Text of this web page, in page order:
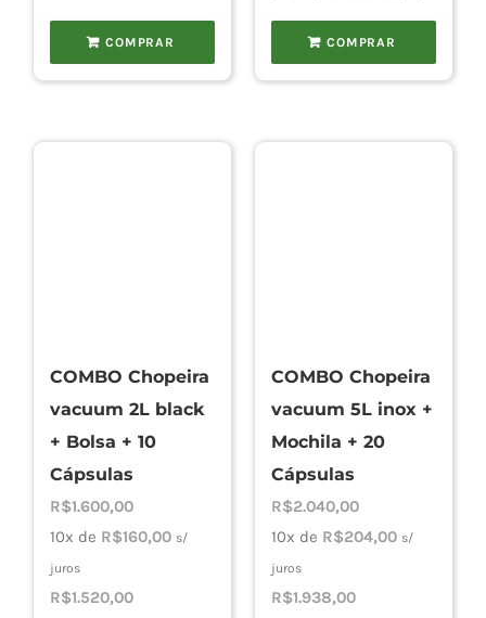
COMPRAR COMPRAR
COMBO Chopeira
vacuum 2L black
+ Bolsa + 10
Cápsulas
R$1.600,00
10x de R$160,00 s/
juros
R$1.520,00
COMBO Chopeira
vacuum 5L inox +
Mochila + 20
Cápsulas
R$2.040,00
10x de R$204,00 s/
juros
R$1.938,00